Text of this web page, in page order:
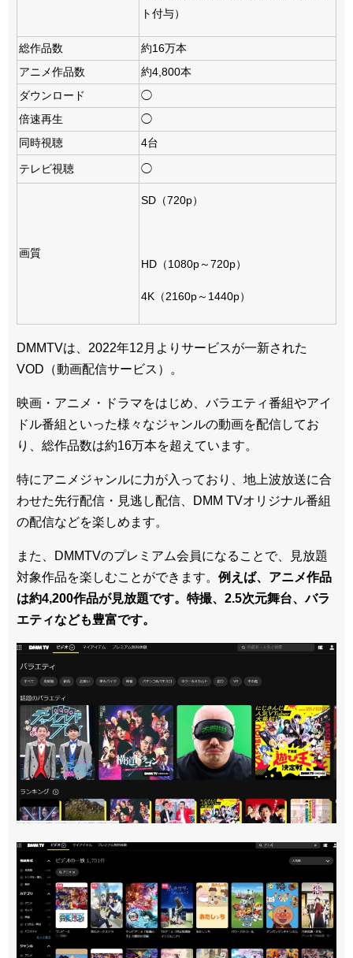
ト付与）
総作品数
約16万本
アニメ作品数
約4,800本
ダウンロード
◯
倍速再生
◯
同時視聴
4台
テレビ視聴 ◯
画質
SD（720p）
HD（1080p～720p）
4K（2160p～1440p）
DMMTVは、2022年12月よりサービスが一新された
VOD（動画配信サービス）。
映画・アニメ・ドラマをはじめ、バラエティ番組やアイ
ドル番組といった様々なジャンルの動画を配信してお
り、総作品数は約16万本を超えています。
特にアニメジャンルに力が入っており、地上波放送に合
わせた先行配信・見逃し配信、DMM TVオリジナル番組
の配信などを楽しめます。
また、DMMTVのプレミアム会員になることで、見放題
対象作品を楽しむことができます。 例えば、アニメ作品
は約4,200作品が見放題です。特撮、2.5次元舞台、バラ
エティなども豊富です。